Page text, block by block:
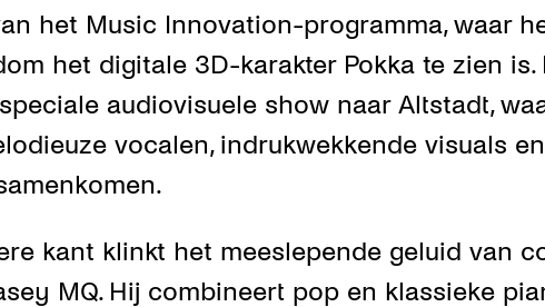
het Music Innovation-programma, waar
het digitale 3D-karakter Pokka te zien is.
audiovisuele show naar Altstadt,
vocalen, indrukwekkende visuals
kant klinkt het meeslepende geluid van
MQ. Hij combineert pop en klassieke